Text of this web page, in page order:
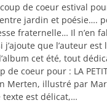
de coeur estival
jardin et poésie….
fraternelle… Il n’en
j’ajoute que l’auteur
cet été, tout
de coeur pour : LA
Merten, illustré par
est délicat,…